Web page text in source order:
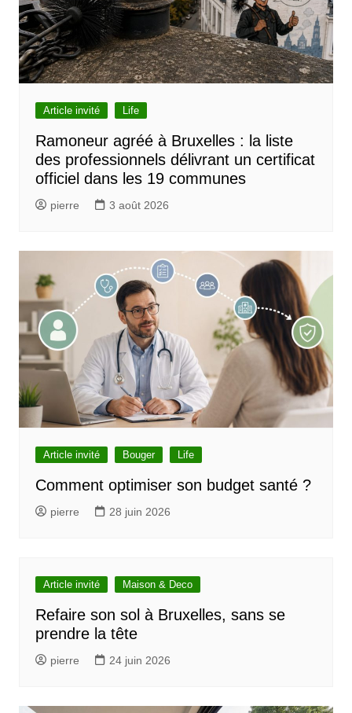
Article invité Life
Ramoneur agréé à Bruxelles : la liste
des professionnels délivrant un certificat
officiel dans les 19 communes
pierre 3 août 2026
Article invité Bouger Life
Comment optimiser son budget santé ?
pierre 28 juin 2026
Article invité Maison & Deco
Refaire son sol à Bruxelles, sans se
prendre la tête
pierre 24 juin 2026